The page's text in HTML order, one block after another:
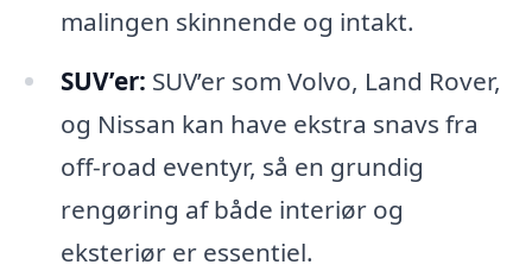
malingen skinnende og intakt.
SUV’er: SUV’er som Volvo, Land Rover,
og Nissan kan have ekstra snavs fra
off-road eventyr, så en grundig
rengøring af både interiør og
eksteriør er essentiel.